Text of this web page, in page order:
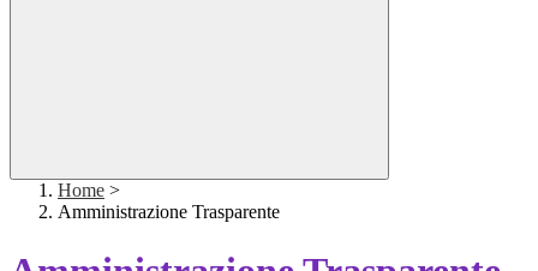
Home >
Amministrazione Trasparente